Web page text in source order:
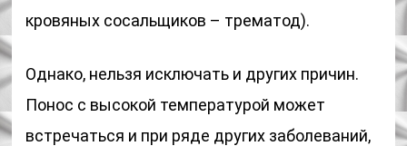
кровяных сосальщиков – трематод).
Однако, нельзя исключать и других причин.
Понос с высокой температурой может
встречаться и при ряде других заболеваний,